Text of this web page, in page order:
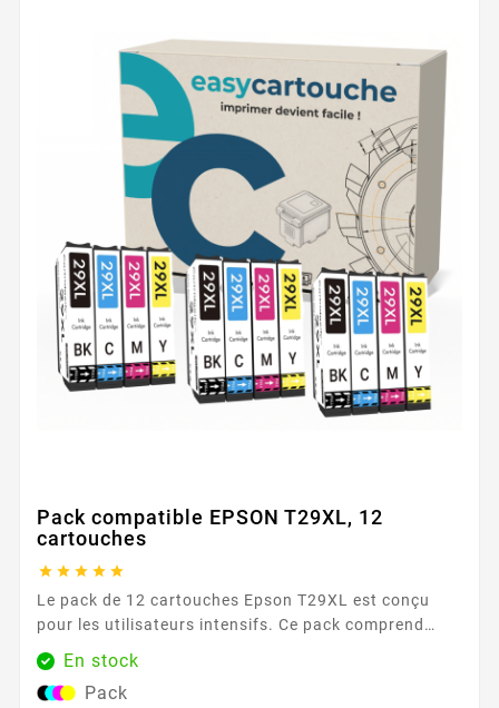
Pack compatible EPSON T29XL, 12
cartouches
    
Le pack de 12 cartouches Epson T29XL est conçu
pour les utilisateurs intensifs. Ce pack comprend
trois cartouches de chaque couleur, garantissant une
réserve d'encre suffisante pour une longue période.
Caractéristiques principales : Couleurs : 3 Noir, 3
En stock
Pack